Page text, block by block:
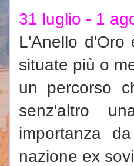
31 luglio - 1
L'Anello d'Oro
situate più o
un percorso
senz'altro
importanza
nazione ex